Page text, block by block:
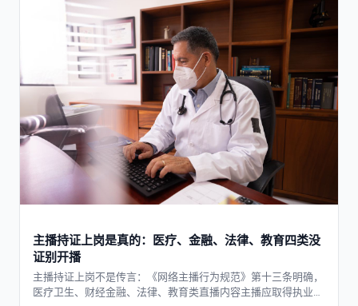
主播持证上岗是真的：医疗、金融、法律、教育四类没
证别开播
主播持证上岗不是传言：《网络主播行为规范》第十三条明确，
医疗卫生、财经金融、法律、教育类直播内容主播应取得执业资